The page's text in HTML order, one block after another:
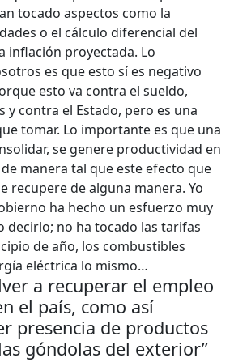
tocado aspectos como la
o el cálculo diferencial del
inflación proyectada. Lo
es que esto sí es negativo
esto va contra el sueldo,
y contra el Estado, pero es una
tomar. Lo importante es que una
se genere productividad en
manera tal que este efecto que
recupere de alguna manera. Yo
ha hecho un esfuerzo muy
decirlo; no ha tocado las tarifas
de año, los combustibles
eléctrica lo mismo…
a recuperar el empleo
el país, como así
presencia de productos
góndolas del exterior”